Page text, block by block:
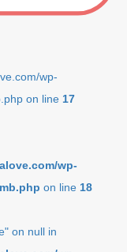
wp-
on line 17
wp-
on line 18
on null in